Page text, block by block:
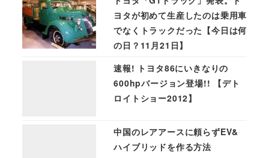
ヨタが初めて生産したのは乗用車
でなくトラックだった【今日は何
の日？11月21日】
速報! トヨタ86にいきなりの
600hpバージョン登場!! 【デト
ロイトショー2012】
中国のレアアースに頼らずEV&
ハイブリッドを作る方法